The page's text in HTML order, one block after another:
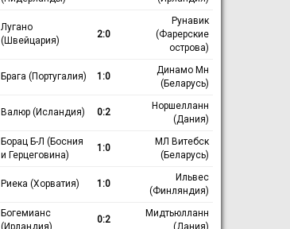
Лугано
(Швейцария)
2:0
Рунавик
(Фарерские
острова)
Брага (Португалия) 1:0
Динамо Мн
(Беларусь)
Валюр (Исландия) 0:2
Норшелланн
(Дания)
Борац Б-Л (Босния
и Герцеговина)
1:0
МЛ Витебск
(Беларусь)
Риека (Хорватия) 1:0
Ильвес
(Финляндия)
Богемианс
(Ирландия)
0:2
Мидтьюлланн
(Дания)